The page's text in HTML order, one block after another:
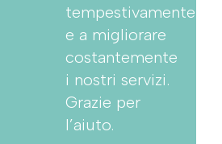
tempestivamente
e a migliorare
costantemente
i nostri servizi.
Grazie per
l’aiuto.